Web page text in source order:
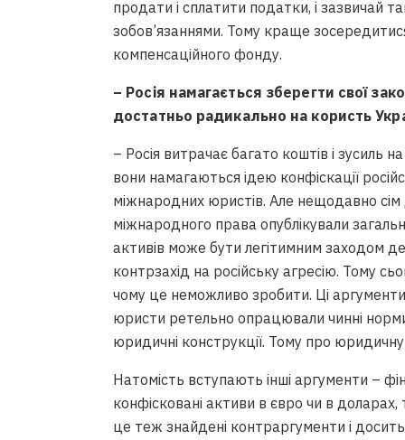
продати і сплатити податки, і зазвичай
зобов’язаннями. Тому краще
компенсаційного фонду.
– Росія намагається зберегти свої
достатньо радикально на користь
– Росія витрачає багато коштів і зусиль
вони намагаються ідею конфіскації
міжнародних юристів. Але нещодавно
міжнародного права опублікували
активів може бути легітимним заходом
контрзахід на російську агресію. Тому
чому це неможливо зробити. Ці
юристи ретельно опрацювали чинні
юридичні конструкції. Тому про
Натомість вступають інші аргументи –
конфісковані активи в євро чи в
це теж знайдені контраргументи і